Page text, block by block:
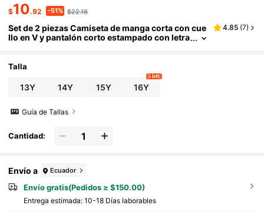
$10.92 -51% $22.18
Set de 2 piezas Camiseta de manga corta con cue
llo en V y pantalón corto estampado con letra
4.85 (7)
Talla
13Y 14Y 15Y 16Y
5 left
Guía de Tallas
Cantidad:
Envío a Ecuador
Envío gratis(Pedidos ≥ $150.00)
Entrega estimada: 10-18 Días laborables